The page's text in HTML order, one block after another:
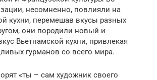
несомненно, повлияли на
кухни, перемешав вкусы разных
они породили новый и
Вьетнамской кухни, привлекая
гурманов со всего мира.
«ты – сам художник своего